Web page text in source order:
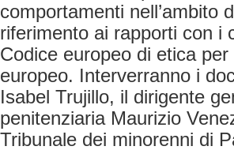
comportamenti nell’ambito
riferimento ai rapporti con i
Codice europeo di etica
europeo. Interverranno i
Isabel Trujillo, il dirigente
penitenziaria Maurizio
Tribunale dei minorenni di